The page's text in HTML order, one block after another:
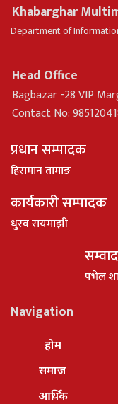
Khabarghar
Department of
Head Office
Bagbazar -28 VIP
Contact No:
प्रधान सम्पादक
हिरामान तामाङ
कार्यकारी सम्पादक
धु्रव रायमाझी
पभेल
Navigation
होम
समाज
आर्थिक